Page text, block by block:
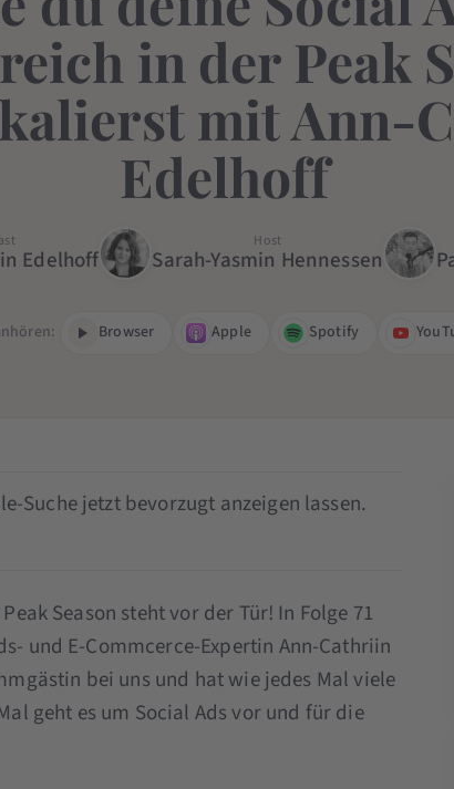
in der Peak
mit Ann-
Edelhoff
Edelhoff
Host
Sarah-Yasmin Hennessen
Browser Apple Spotify
Suche jetzt bevorzugt anzeigen lassen.
Season steht vor der Tür! In Folge 71
und E-Commcerce-Expertin Ann-Cathriin
bei uns und hat wie jedes Mal viele
geht es um Social Ads vor und für die